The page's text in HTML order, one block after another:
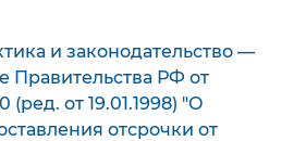
и законодательство —
Правительства РФ от
(ред. от 19.01.1998) "О
отсрочки от